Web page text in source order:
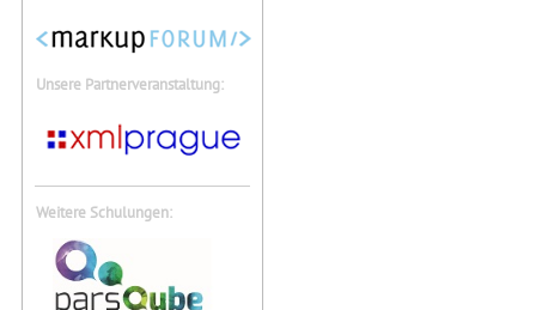
Unsere Partnerveranstaltung:
Weitere Schulungen: